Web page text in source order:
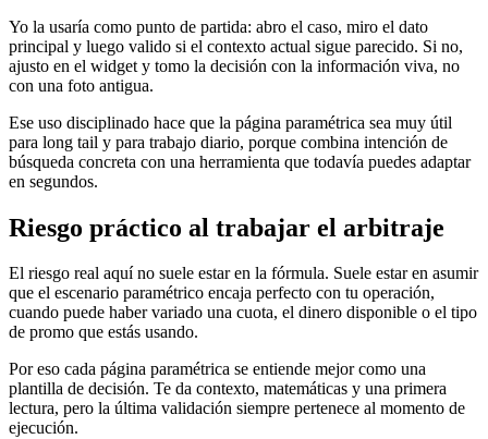
Yo la usaría como punto de partida: abro el caso, miro el dato
principal y luego valido si el contexto actual sigue parecido. Si no,
ajusto en el widget y tomo la decisión con la información viva, no
con una foto antigua.
Ese uso disciplinado hace que la página paramétrica sea muy útil
para long tail y para trabajo diario, porque combina intención de
búsqueda concreta con una herramienta que todavía puedes adaptar
en segundos.
Riesgo práctico al trabajar el arbitraje
El riesgo real aquí no suele estar en la fórmula. Suele estar en asumir
que el escenario paramétrico encaja perfecto con tu operación,
cuando puede haber variado una cuota, el dinero disponible o el tipo
de promo que estás usando.
Por eso cada página paramétrica se entiende mejor como una
plantilla de decisión. Te da contexto, matemáticas y una primera
lectura, pero la última validación siempre pertenece al momento de
ejecución.